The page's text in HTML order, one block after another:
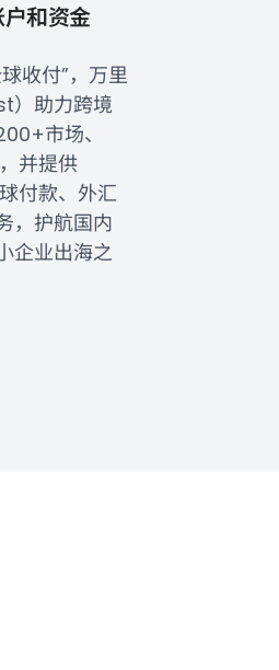
和资金
收付”，万里
）助力跨境
市场、
并提供
付款、外汇
，护航国内
企业出海之